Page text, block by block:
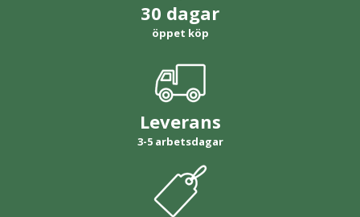
30 dagar
öppet köp
Leverans
3-5 arbetsdagar